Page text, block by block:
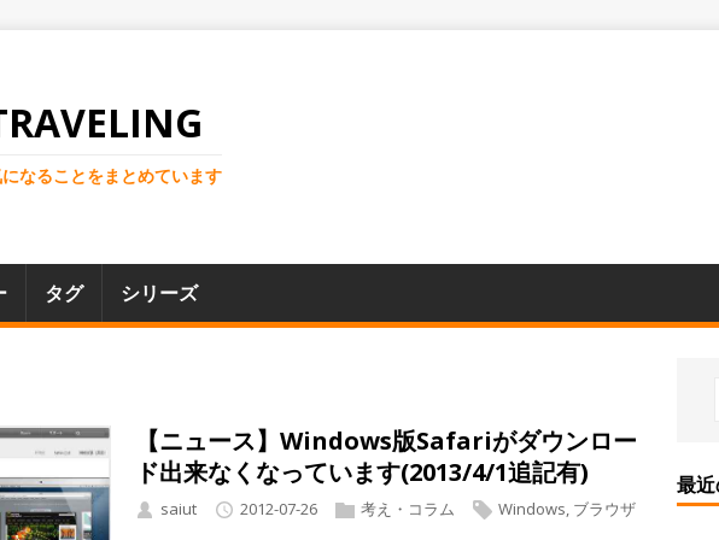
なることをまとめています
タグ シリーズ
【ニュース】Windows版Safariがダウンロー
ド出来なくなっています(2013/4/1追記有)
saiut 2012-07-26 考え・コラム Windows, ブラウザ
最